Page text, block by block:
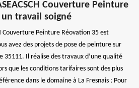
Couverture Peinture
travail soigné
Couverture Peinture Réovation 35 est
avez des projets de pose de peinture sur
35111. Il réalise des travaux d’une qualité
que les conditions tarifaires sont des plus
dans le domaine à La Fresnais ; Pour